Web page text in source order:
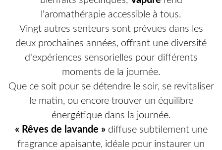
l'aromathérapie accessible à tous.
Vingt autres senteurs sont prévues dans les
deux prochaines années, offrant une diversité
d'expériences sensorielles pour différents
moments de la journée.
Que ce soit pour se détendre le soir, se revitaliser
le matin, ou encore trouver un équilibre
énergétique dans la journée.
« Rêves de lavande » diffuse subtilement une
fragrance apaisante, idéale pour instaurer un